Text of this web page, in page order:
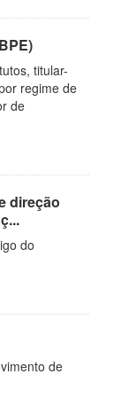
titular-
regime de
de
direção
do
de